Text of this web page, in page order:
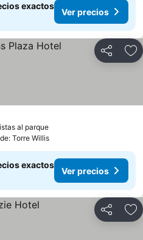
exactos
Ver precios
Compartir
al parqueVer precios
precios
Torre Willis
exactos
Ver precios
Compartir